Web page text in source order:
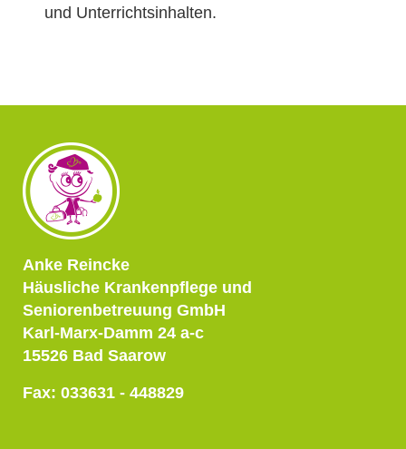
und Unterrichtsinhalten.
Anke Reincke
Häusliche Krankenpflege und
Seniorenbetreuung GmbH
Karl-Marx-Damm 24 a-c
15526 Bad Saarow
Fax: 033631 - 448829